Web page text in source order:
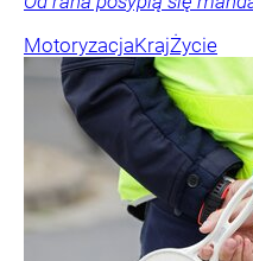
MotoryzacjaKrajŻycie